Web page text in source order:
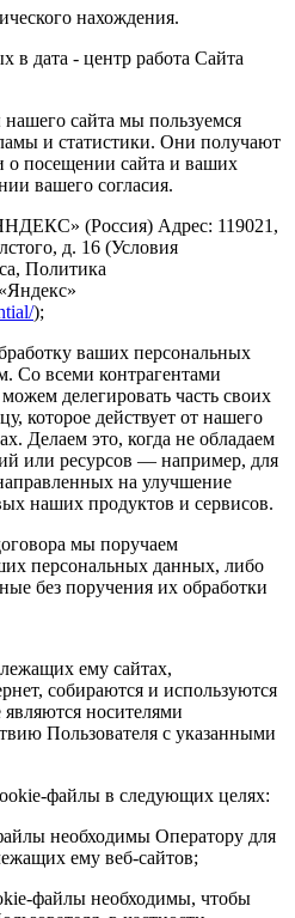
нахождения.
в дата - центр работа Сайта
сайта мы пользуемся
и статистики. Они получают
о посещении сайта и ваших
вашего согласия.
(Россия) Адрес: 119021,
д. 16 (Условия
Политика
);
ваших персональных
Со всеми контрагентами
делегировать часть своих
которое действует от нашего
Делаем это, когда не обладаем
или ресурсов — например, для
на улучшение
наших продуктов и сервисов.
мы поручаем
персональных данных, либо
без поручения их обработки
ему сайтах,
собираются и используются
носителями
Пользователя с указанными
файлы в следующих целях:
необходимы Оператору для
ему веб-сайтов;
файлы необходимы, чтобы